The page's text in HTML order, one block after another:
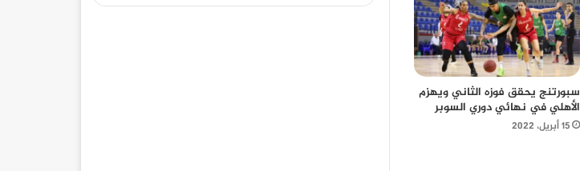
سبورتنج يحقق فوزه الثاني ويهزم
الأهلي في نهائي دوري السوبر
15 أبريل، 2022